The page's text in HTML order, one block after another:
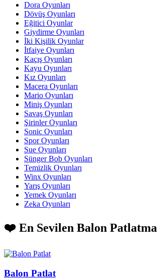
Dora Oyunları
Dövüş Oyunları
Eğitici Oyunlar
Giydirme Oyunları
İki Kişilik Oyunlar
İtfaiye Oyunları
Kaçış Oyunları
Kayu Oyunları
Kız Oyunları
Macera Oyunları
Mario Oyunları
Miniş Oyunları
Savaş Oyunları
Şirinler Oyunları
Sonic Oyunları
Spor Oyunları
Sue Oyunları
Sünger Bob Oyunları
Temizlik Oyunları
Winx Oyunları
Yarış Oyunları
Yemek Oyunları
Zeka Oyunları
❤️ En Sevilen Balon Patlatma
Balon Patlat